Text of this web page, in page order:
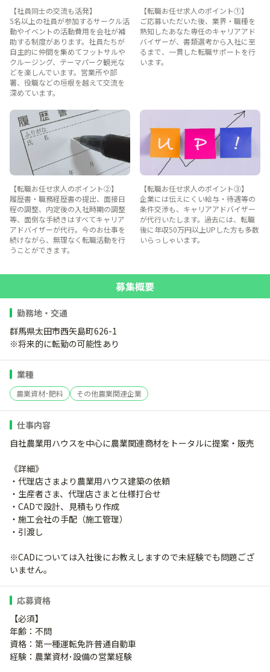
【社員同士の交流も活発】
5名以上の社員が参加するサークル活
動やイベントの活動費用を会社が補
助する制度があります。社員たちが
自主的に仲間を集めてフットサルや
クルージング、テーマパーク観光な
どを楽しんでいます。営業所や部
署、役職などの垣根を越えて交流を
深めています。
【転職お任せ求人のポイント①】
ご応募いただいた後、業界・職種を
熟知したあなた専任のキャリアアド
バイザーが、書類選考から入社に至
るまで、一貫した転職サポートを行
います。
【転職お任せ求人のポイント②】
履歴書・職務経歴書の提出、面接日
程の調整、内定後の入社時期の調整
等、面倒な手続きはすべてキャリア
アドバイザーが代行。今のお仕事を
続けながら、無理なく転職活動を行
うことができます。
【転職お任せ求人のポイント③】
企業には伝えにくい給与・待遇等の
条件交渉も、キャリアアドバイザー
が代行いたします。過去には、転職
後に年収50万円以上UPした方も多数
いらっしゃいます。
募集概要
勤務地・交通
群馬県太田市西矢島町626-1
※将来的に転勤の可能性あり
業種
農業資材･肥料 その他農業関連企業
仕事内容
自社農業用ハウスを中心に農業関連商材をトータルに提案・販売
《詳細》
・代理店さまより農業用ハウス建築の依頼
・生産者さま、代理店さまと仕様打合せ
・CADで設計、見積もり作成
・施工会社の手配（施工管理）
・引渡し
※CADについては入社後にお教えしますので未経験でも問題ござ
いません。
応募資格
【必須】
年齢：不問
資格：第一種運転免許普通自動車
経験：農業資材･設備の営業経験